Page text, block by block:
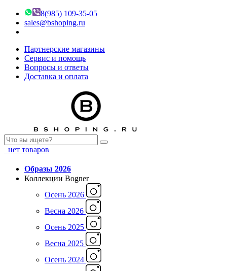
8(985) 109-35-05
sales@bshoping.ru
Партнерские магазины
Сервис и помощь
Вопросы и ответы
Доставка и оплата
нет товаров
Образы 2026
Коллекции Bogner
Осень 2026
Весна 2026
Осень 2025
Весна 2025
Осень 2024